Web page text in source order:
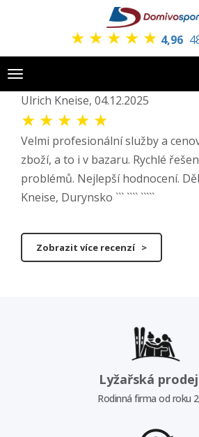
★ ★ ★ ★ ★ 4,96
Toggle
navigation
Ulrich Kneise, 04.12.2025
★ ★ ★ ★ ★
Velmi profesionální služby a
zboží, a to i v bazaru. Rychlé
problémů. Nejlepší hodnocení.
Kneise, Durynsko ``` ```` `````
Zobrazit více recenzí >
Lyžařská
Rodinná firma od roku